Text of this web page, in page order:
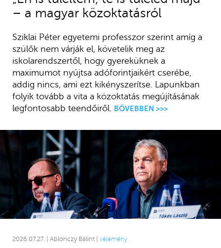
– a magyar közoktatásról
Sziklai Péter egyetemi professzor szerint amíg a
szülők nem várják el, követelik meg az
iskolarendszertől, hogy gyereküknek a
maximumot nyújtsa adóforintjaikért cserébe,
addig nincs, ami ezt kikényszerítse. Lapunkban
folyik tovább a vita a közoktatás megújításának
legfontosabb teendőiről.
BŐVEBBEN >>>
2026.07.27. | Ablonczy Bálint | vélemény